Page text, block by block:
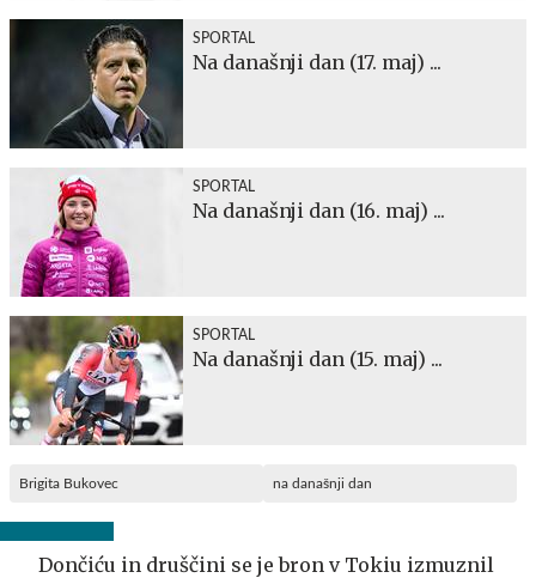
SPORTAL
Na današnji dan (17. maj) ...
SPORTAL
Na današnji dan (16. maj) ...
SPORTAL
Na današnji dan (15. maj) ...
Brigita Bukovec na današnji dan
Dončiću in druščini se je bron v Tokiu izmuznil